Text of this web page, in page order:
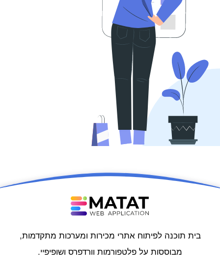
בית תוכנה לפיתוח אתרי מכירות ומערכות מתקדמות,
מבוססות על פלטפורמות וורדפרס ושופיפיי.